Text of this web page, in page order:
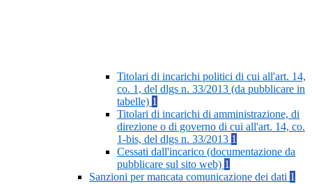
Titolari di incarichi politici di cui all'art. 14,
co. 1, del dlgs n. 33/2013 (da pubblicare in
tabelle) 1
Titolari di incarichi di amministrazione, di
direzione o di governo di cui all'art. 14, co.
1-bis, del dlgs n. 33/2013 1
Cessati dall'incarico (documentazione da
pubblicare sul sito web) 1
Sanzioni per mancata comunicazione dei dati 1